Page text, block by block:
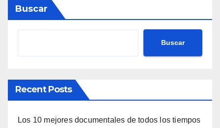
Buscar
Buscar
Recent Posts
Los 10 mejores documentales de todos los tiempos